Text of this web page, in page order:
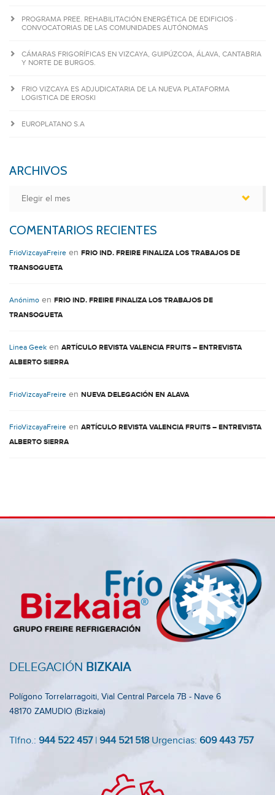
PROGRAMA PREE. REHABILITACIÓN ENERGÉTICA DE EDIFICIOS ·
CONVOCATORIAS DE LAS COMUNIDADES AUTÓNOMAS
CÁMARAS FRIGORÍFICAS EN VIZCAYA, GUIPÚZCOA, ÁLAVA, CANTABRIA
Y NORTE DE BURGOS.
FRIO VIZCAYA ES ADJUDICATARIA DE LA NUEVA PLATAFORMA
LOGISTICA DE EROSKI
EUROPLATANO S.A
ARCHIVOS
COMENTARIOS RECIENTES
FrioVizcayaFreire en FRIO IND. FREIRE FINALIZA LOS TRABAJOS DE
TRANSOGUETA
Anónimo en FRIO IND. FREIRE FINALIZA LOS TRABAJOS DE
TRANSOGUETA
Linea Geek en ARTÍCULO REVISTA VALENCIA FRUITS – ENTREVISTA
ALBERTO SIERRA
FrioVizcayaFreire en NUEVA DELEGACIÓN EN ALAVA
FrioVizcayaFreire en ARTÍCULO REVISTA VALENCIA FRUITS – ENTREVISTA
ALBERTO SIERRA
DELEGACIÓN BIZKAIA
Polígono Torrelarragoiti, Vial Central Parcela 7B - Nave 6
48170 ZAMUDIO (Bizkaia)
Tlfno.: 944 522 457 | 944 521 518 Urgencias: 609 443 757